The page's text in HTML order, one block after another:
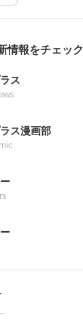
情報をチェック
ス
ス漫画部